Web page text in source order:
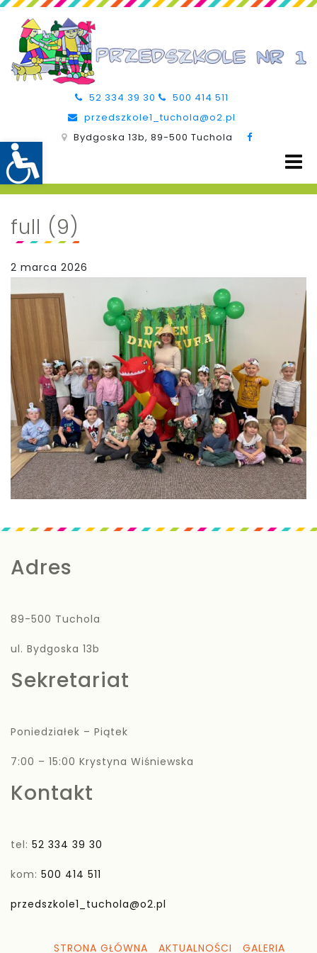
52 334 39 30
500 414 511
przedszkole1_tuchola@o2.pl
Bydgoska 13b, 89-500 Tuchola
full (9)
2 marca 2026
Adres
89-500 Tuchola
ul. Bydgoska 13b
Sekretariat
Poniedziałek – Piątek
7:00 – 15:00 Krystyna Wiśniewska
Kontakt
tel: 52 334 39 30
kom: 500 414 511
przedszkole1_tuchola@o2.pl
STRONA GŁÓWNA AKTUALNOŚCI GALERIA